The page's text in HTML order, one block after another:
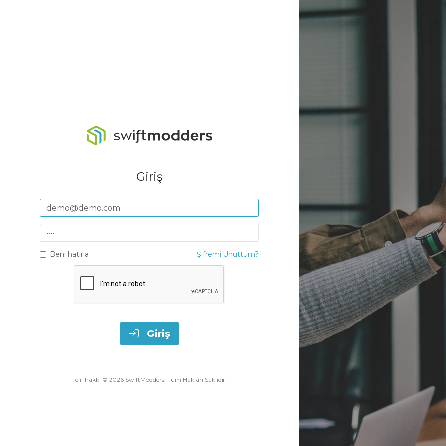
Giriş
E-Posta Adresi
Beni hatırla Şifremi Unuttum?
Giriş
Telif hakkı © 2026 SwiftModders. Tüm Hakları Saklıdır.